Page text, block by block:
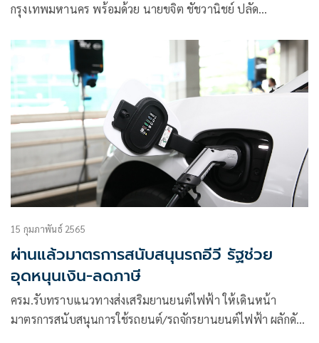
กรุงเทพมหานคร พร้อมด้วย นายขจิต ชัชวานิชย์ ปลัด
MEA
15 กุมภาพันธ์ 2565
ผ่านแล้วมาตรการสนับสนุนรถอีวี รัฐช่วย
อุดหนุนเงิน-ลดภาษี
ครม.รับทราบแนวทางส่งเสริมยานยนต์ไฟฟ้า ให้เดินหน้า
มาตรการสนับสนุนการใช้รถยนต์/รถจักรยานยนต์ไฟฟ้า ผลักดัน